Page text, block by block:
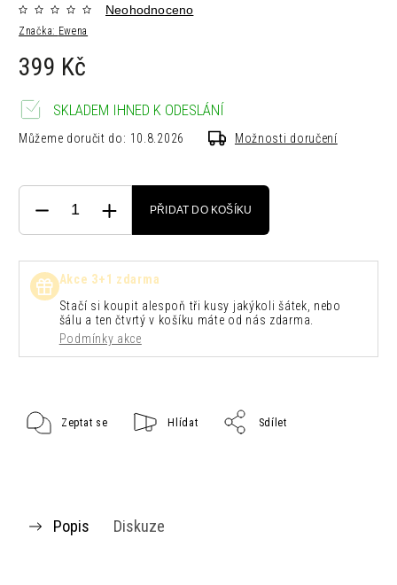
Značka: Ewena
Neohodnoceno
399 Kč
SKLADEM IHNED K ODESLÁNÍ
Můžeme doručit do: 10.8.2026 Možnosti doručení
PŘIDAT DO KOŠÍKU
Akce 3+1 zdarma
Stačí si koupit alespoň tři kusy jakýkoli šátek, nebo
šálu a ten čtvrtý v košíku máte od nás zdarma.
Podmínky akce
Zeptat se Hlídat Sdílet
Popis Diskuze